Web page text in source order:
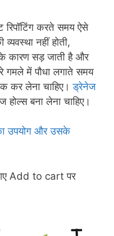
रिपॉटिंग करते समय ऐसे
नहीं होती,
कारण सड़ जाती है और
गमले में पौधा लगाते समय
कर लेना चाहिए।ड्रेनेज
होल्स बना लेना चाहिए।
उपयोग और उसके
Add to cart पर